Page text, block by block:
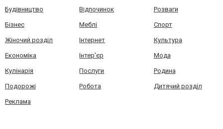
Будівництво Відпочинок Розваги
Бізнес Меблі Спорт
Жіночий розділ Інтернет Культура
Економіка Інтер'єр Мода
Кулінарія Послуги Родина
Подорожі Робота Дитячий розділ
Реклама